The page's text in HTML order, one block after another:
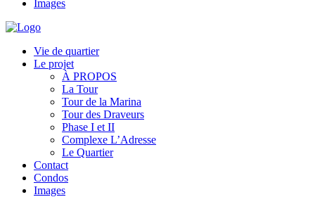
Images
Vie de quartier
Le projet
À PROPOS
La Tour
Tour de la Marina
Tour des Draveurs
Phase I et II
Complexe L’Adresse
Le Quartier
Contact
Condos
Images